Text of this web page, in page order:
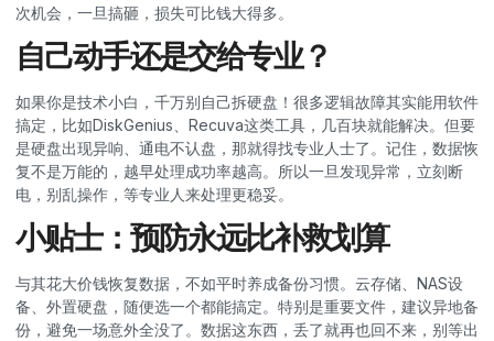
次机会，一旦搞砸，损失可比钱大得多。
自己动手还是交给专业？
如果你是技术小白，千万别自己拆硬盘！很多逻辑故障其实能用软件
搞定，比如DiskGenius、Recuva这类工具，几百块就能解决。但要
是硬盘出现异响、通电不认盘，那就得找专业人士了。记住，数据恢
复不是万能的，越早处理成功率越高。所以一旦发现异常，立刻断
电，别乱操作，等专业人来处理更稳妥。
小贴士：预防永远比补救划算
与其花大价钱恢复数据，不如平时养成备份习惯。云存储、NAS设
备、外置硬盘，随便选一个都能搞定。特别是重要文件，建议异地备
份，避免一场意外全没了。数据这东西，丢了就再也回不来，别等出